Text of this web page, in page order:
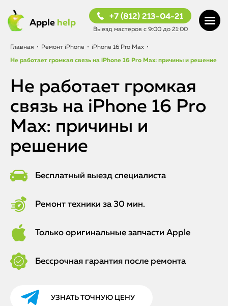
Apple help
+7 (812) 213-04-21
Выезд мастеров с 9:00 до 21:00
Главная • Ремонт iPhone • iPhone 16 Pro Max •
Не работает громкая связь на iPhone 16 Pro Max: причины и решение
Не работает громкая
связь на iPhone 16 Pro
Max: причины и
решение
Бесплатный выезд специалиста
Ремонт техники за 30 мин.
Только оригинальные запчасти Apple
Бессрочная гарантия после ремонта
УЗНАТЬ ТОЧНУЮ ЦЕНУ